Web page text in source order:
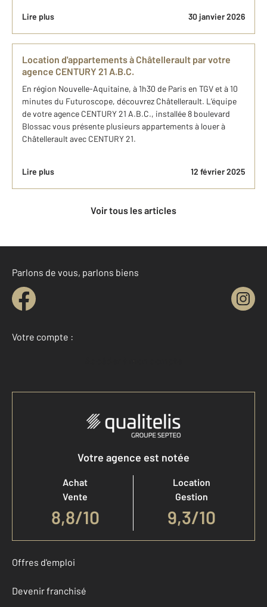
Lire plus 30 janvier 2026
Location d'appartements à Châtellerault par votre
agence CENTURY 21 A.B.C.
En région Nouvelle-Aquitaine, à 1h30 de Paris en TGV et à 10
minutes du Futuroscope, découvrez Châtellerault. L’équipe
de votre agence CENTURY 21 A.B.C., installée 8 boulevard
Blossac vous présente plusieurs appartements à louer à
Châtellerault avec CENTURY 21.
Lire plus 12 février 2025
Voir tous les articles
Parlons de vous, parlons biens
Votre compte :
Accéder à mon compte
Votre agence est notée
Achat
Vente
8,8/10
Location
Gestion
9,3/10
Offres d'emploi
Devenir franchisé